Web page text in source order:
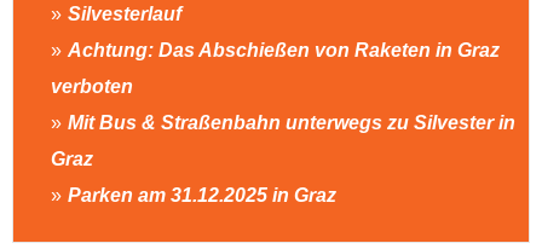
Silvesterlauf
Achtung: Das Abschießen von Raketen in Graz
verboten
Mit Bus & Straßenbahn unterwegs zu Silvester in
Graz
Parken am 31.12.2025 in Graz